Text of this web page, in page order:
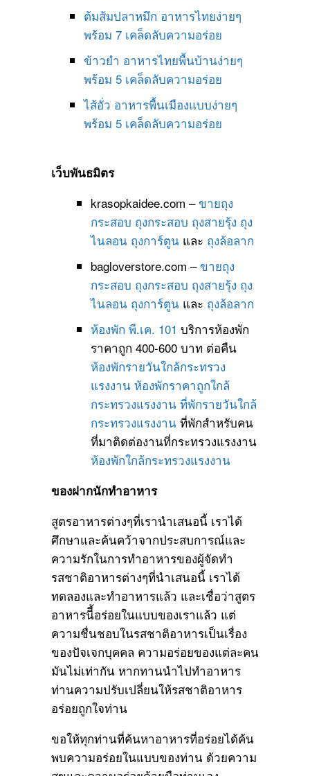
ต้มส้มปลาหมึก อาหารไทยง่ายๆ
พร้อม 7 เคล็ดลับความอร่อย
ข้าวยำ อาหารไทยพื้นบ้านง่ายๆ
พร้อม 5 เคล็ดลับความอร่อย
ไส้อั่ว อาหารพื้นเมืองแบบง่ายๆ
พร้อม 5 เคล็ดลับความอร่อย
เว็บพันธมิตร
krasopkaidee.com –ขายถุง
กระสอบ ถุงกระสอบ ถุงสายรุ้ง ถุง
ไนลอน ถุงการ์ตูนและ ถุงล้อลาก
bagloverstore.com –ขายถุง
กระสอบ ถุงกระสอบ ถุงสายรุ้ง ถุง
ไนลอน ถุงการ์ตูนและ ถุงล้อลาก
ห้องพัก พี.เค. 101 บริการห้องพัก
ราคาถูก 400-600 บาท ต่อคืน
ห้องพักรายวันใกล้กระทรวง
แรงงาน ห้องพักราคาถูกใกล้
กระทรวงแรงงาน ที่พักรายวันใกล้
กระทรวงแรงงานที่พักสำหรับคน
ที่มาติดต่องานที่กระทรวงแรงงาน
ห้องพักใกล้กระทรวงแรงงาน
ของฝากนักทำอาหาร
สูตรอาหารต่างๆที่เรานำเสนอนี้ เราได้
ศึกษาและค้นคว้าจากประสบการณ์และ
ความรักในการทำอาหารของผู้จัดทำ
รสชาติอาหารต่างๆที่นำเสนอนี้ เราได้
ทดลองและทำอาหารแล้ว และเชื่อว่าสูตร
อาหารนีี้อร่อยในแบบของเราแล้ว แต่
ความชื่นชอบในรสชาติอาหารเป็นเรื่อง
ของปัจเจกบุคคล ความอร่อยของแต่ละคน
มันไม่เท่ากัน หากทานนำไปทำอาหาร
ท่านความปรับเปลี่ยนให้รสชาติอาหาร
อร่อยถูกใจท่าน
ขอให้ทุกท่านที่ค้นหาอาหารที่อร่อยได้ค้น
พบความอร่อยในแบบของท่าน ด้วยความ